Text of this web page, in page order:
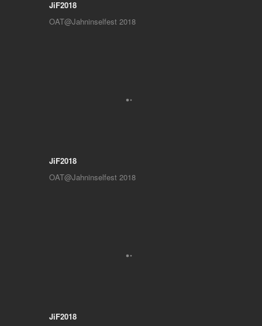
JiF2018
OAT@Jahninselfest 2018
JiF2018
OAT@Jahninselfest 2018
JiF2018